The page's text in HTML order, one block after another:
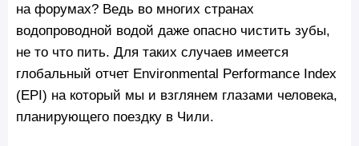
на форумах? Ведь во многих странах
водопроводной водой даже опасно чистить зубы,
не то что пить. Для таких случаев имеется
глобальный отчет Environmental Performance Index
(EPI) на который мы и взглянем глазами человека,
планирующего поездку в Чили.